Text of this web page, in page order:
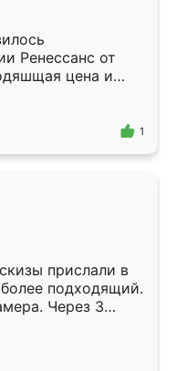
Ренессанс от
цена и
Приехавший
самый
1
прислали в
подходящий.
Через 3
Остались
Ренессанс